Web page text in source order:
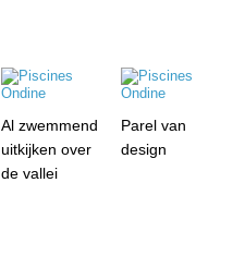
Al zwemmend
uitkijken over
de vallei
Parel van
design